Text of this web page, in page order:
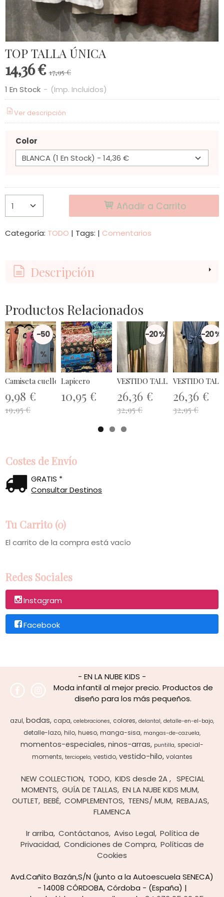
Costes de Envío
GRATIS *
Consultar Destinos
Tu Carrito (0)
El carrito de la compra está vacío
Redes Sociales
Instagram
Facebook
TOP TALLA ÚNICA
14,36 € 17,95 €
1 En Stock - (Imp. Incluidos)
Ver descripción
Color
Añadir a Carrito
Categoría: TODO | Tags: | Comentarios
Descripción
Productos Relacionados
-50
%
Camiseta cuello caja estrella...
9,98 €
19,95 €
Lapicero
10,95 €
-20 %
VESTIDO TALLA ÚNICA
26,36 €
32,95 €
-20 %
VESTIDO
26,36 €
32,95 €
- EN LA NUBE KIDS -
Moda infantil al mejor precio. Productos de
diseño para los más pequeños.
azul bodas capa celebraciones colores delantal detalle-en-el-bajo
detalle-lazo hilo hueso manga-sisa mangas-de-cazuela
momentos-especiales ninos-arras puntilla special-
moments terciopelo vestido vestido-hilo volantes
NEW COLLECTION TODO KIDS desde 2A
SPECIAL
MOMENTS GUÍA DE TALLAS EN LA NUBE KIDS MUM
OUTLET BEBÉ COMPLEMENTOS TEENS/ MUM REBAJAS
FLAMENCA
Ir arriba Contáctanos Aviso Legal Política de
Privacidad Condiciones de Compra Políticas de
Cookies
Avd.Cañito Bazán,S/N (junto a la Autoescuela SENECA)
- 14008 CÓRDOBA, Córdoba - (España) |